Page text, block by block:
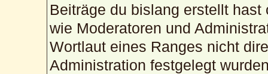
Beiträge du bislang erstellt
wie Moderatoren und
Wortlaut eines Ranges nicht
Administration festgelegt